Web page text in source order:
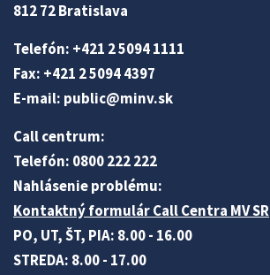
812 72 Bratislava
Telefón: +421 2 5094 1111
Fax: +421 2 5094 4397
E-mail: public@minv.sk
Call centrum:
Telefón: 0800 222 222
Nahlásenie problému:
Kontaktný formulár Call Centra MV SR
PO, UT, ŠT, PIA: 8.00 - 16.00
STREDA: 8.00 - 17.00